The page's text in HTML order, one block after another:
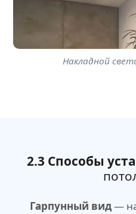
Накладной
2.3 Способы
Гарпунный вид—